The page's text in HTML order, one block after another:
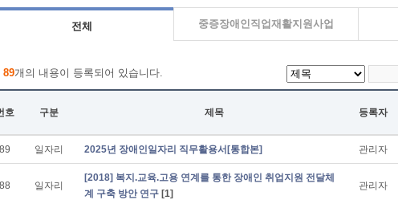
전체 중증장애인직업재활지원사업
89개의 내용이 등록되어 있습니다.
호 구분 제목 등록자
89 일자리 2025년 장애인일자리 직무활용서[통합본] 관리자
88 일자리
[2018] 복지.교육.고용 연계를 통한 장애인 취업지원 전달체
계 구축 방안 연구 [1]
관리자